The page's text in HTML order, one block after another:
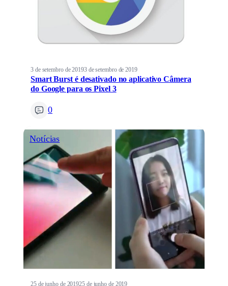
3 de setembro de 20193 de setembro de 2019
Smart Burst é desativado no aplicativo Câmera
do Google para os Pixel 3
0
Notícias
25 de junho de 201925 de junho de 2019